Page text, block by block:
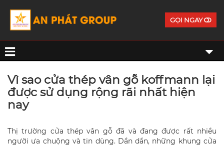
GỌI NGAY
Vì sao cửa thép vân gỗ koffmann lại
được sử dụng rộng rãi nhất hiện
nay
Thị trường cửa thép vân gỗ đã và đang được rất nhiều
người ưa chuộng và tin dùng. Dần dần, những khung cửa